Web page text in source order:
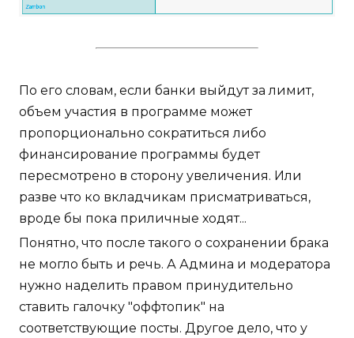
По его словам, если банки выйдут за лимит,
объем участия в программе может
пропорционально сократиться либо
финансирование программы будет
пересмотрено в сторону увеличения. Или
разве что ко вкладчикам присматриваться,
вроде бы пока приличные ходят...
Понятно, что после такого о сохранении брака
не могло быть и речь. А Админа и модератора
нужно наделить правом принудительно
ставить галочку "оффтопик" на
соответствующие посты. Другое дело, что у